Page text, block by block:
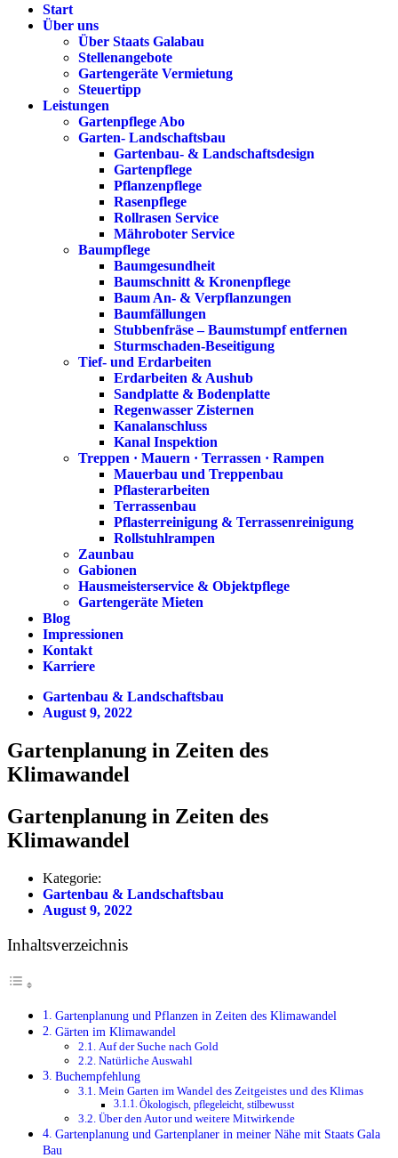
Start
Über uns
Über Staats Galabau
Stellenangebote
Gartengeräte Vermietung
Steuertipp
Leistungen
Gartenpflege Abo
Garten- Landschaftsbau
Gartenbau- & Landschaftsdesign
Gartenpflege
Pflanzenpflege
Rasenpflege
Rollrasen Service
Mähroboter Service
Baumpflege
Baumgesundheit
Baumschnitt & Kronenpflege
Baum An- & Verpflanzungen
Baumfällungen
Stubbenfräse – Baumstumpf entfernen
Sturmschaden-Beseitigung
Tief- und Erdarbeiten
Erdarbeiten & Aushub
Sandplatte & Bodenplatte
Regenwasser Zisternen
Kanalanschluss
Kanal Inspektion
Treppen · Mauern · Terrassen · Rampen
Mauerbau und Treppenbau
Pflasterarbeiten
Terrassenbau
Pflasterreinigung & Terrassenreinigung
Rollstuhlrampen
Zaunbau
Gabionen
Hausmeisterservice & Objektpflege
Gartengeräte Mieten
Blog
Impressionen
Kontakt
Karriere
Gartenbau & Landschaftsbau
August 9, 2022
Gartenplanung in Zeiten des
Klimawandel
Gartenplanung in Zeiten des
Klimawandel
Kategorie:
Gartenbau & Landschaftsbau
August 9, 2022
Inhaltsverzeichnis
Gartenplanung und Pflanzen in Zeiten des Klimawandel
Gärten im Klimawandel
Auf der Suche nach Gold
Natürliche Auswahl
Buchempfehlung
Mein Garten im Wandel des Zeitgeistes und des Klimas
Ökologisch, pflegeleicht, stilbewusst
Über den Autor und weitere Mitwirkende
Gartenplanung und Gartenplaner in meiner Nähe mit Staats Gala
Bau